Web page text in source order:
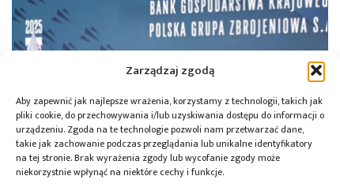
Zarządzaj zgodą
Aby zapewnić jak najlepsze wrażenia, korzystamy z technologii, takich jak
pliki cookie, do przechowywania i/lub uzyskiwania dostępu do informacji o
urządzeniu. Zgoda na te technologie pozwoli nam przetwarzać dane,
takie jak zachowanie podczas przeglądania lub unikalne identyfikatory
na tej stronie. Brak wyrażenia zgody lub wycofanie zgody może
niekorzystnie wpłynąć na niektóre cechy i funkcje.